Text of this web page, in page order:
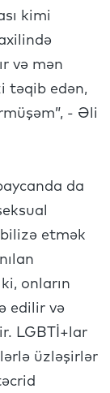
kimi
və mən
təqib edən,
- Əli
da
etmək
onların
edilir və
LGBTİ+lar
üzləşirlər